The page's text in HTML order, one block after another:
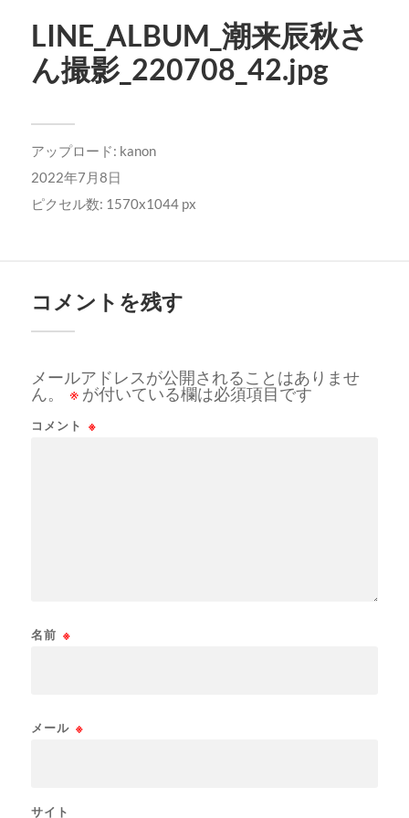
LINE_ALBUM_潮来辰秋さ
ん撮影_220708_42.jpg
アップロード: kanon
2022年7月8日
ピクセル数: 1570x1044 px
コメントを残す
メールアドレスが公開されることはありませ
ん。
※ が付いている欄は必須項目です
コメント ※
名前 ※
メール ※
サイト